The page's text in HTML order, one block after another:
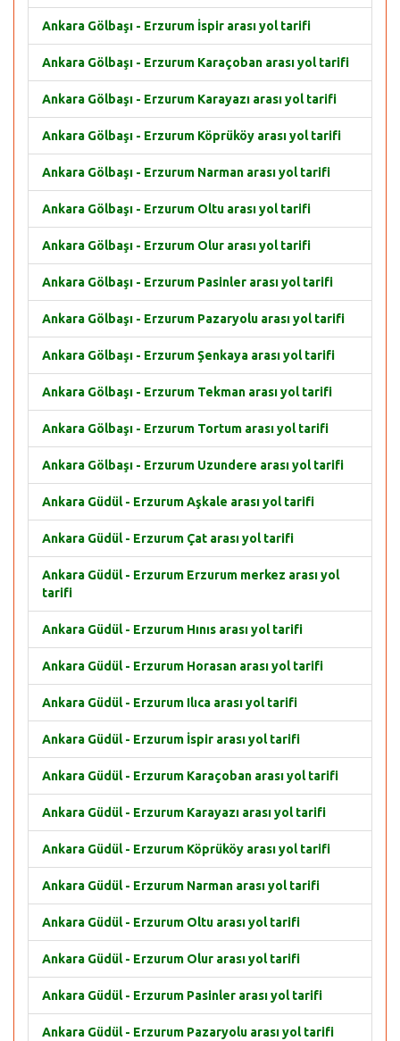
Ankara Gölbaşı - Erzurum İspir arası yol tarifi
Ankara Gölbaşı - Erzurum Karaçoban arası yol tarifi
Ankara Gölbaşı - Erzurum Karayazı arası yol tarifi
Ankara Gölbaşı - Erzurum Köprüköy arası yol tarifi
Ankara Gölbaşı - Erzurum Narman arası yol tarifi
Ankara Gölbaşı - Erzurum Oltu arası yol tarifi
Ankara Gölbaşı - Erzurum Olur arası yol tarifi
Ankara Gölbaşı - Erzurum Pasinler arası yol tarifi
Ankara Gölbaşı - Erzurum Pazaryolu arası yol tarifi
Ankara Gölbaşı - Erzurum Şenkaya arası yol tarifi
Ankara Gölbaşı - Erzurum Tekman arası yol tarifi
Ankara Gölbaşı - Erzurum Tortum arası yol tarifi
Ankara Gölbaşı - Erzurum Uzundere arası yol tarifi
Ankara Güdül - Erzurum Aşkale arası yol tarifi
Ankara Güdül - Erzurum Çat arası yol tarifi
Ankara Güdül - Erzurum Erzurum merkez arası yol
tarifi
Ankara Güdül - Erzurum Hınıs arası yol tarifi
Ankara Güdül - Erzurum Horasan arası yol tarifi
Ankara Güdül - Erzurum Ilıca arası yol tarifi
Ankara Güdül - Erzurum İspir arası yol tarifi
Ankara Güdül - Erzurum Karaçoban arası yol tarifi
Ankara Güdül - Erzurum Karayazı arası yol tarifi
Ankara Güdül - Erzurum Köprüköy arası yol tarifi
Ankara Güdül - Erzurum Narman arası yol tarifi
Ankara Güdül - Erzurum Oltu arası yol tarifi
Ankara Güdül - Erzurum Olur arası yol tarifi
Ankara Güdül - Erzurum Pasinler arası yol tarifi
Ankara Güdül - Erzurum Pazaryolu arası yol tarifi